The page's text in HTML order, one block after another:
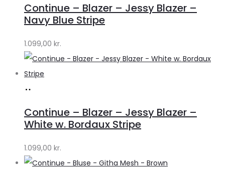
Lykke
Lykke
Continue – Blazer – Jessy Blazer –
Navy Blue Stripe
1.099,00 kr.
Lykke
Lykke
Continue – Blazer – Jessy Blazer –
White w. Bordaux Stripe
1.099,00 kr.